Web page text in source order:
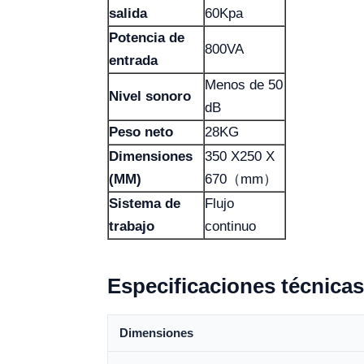
salida
60Kpa
Potencia de
entrada
800VA
Nivel sonoro
Menos de 50
dB
Peso neto
28KG
Dimensiones
(MM)
350 X250 X
670（mm）
Sistema de
trabajo
Flujo
continuo
Especificaciones técnicas
Dimensiones